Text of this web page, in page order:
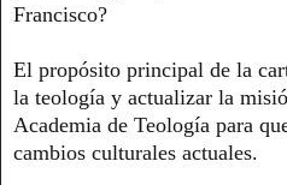
Francisco?
El propósito principal de la
la teología y actualizar la
Academia de Teología para
cambios culturales actuales.